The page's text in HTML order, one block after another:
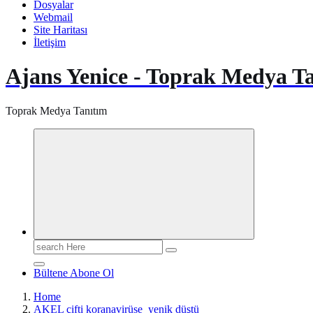
Dosyalar
Webmail
Site Haritası
İletişim
Ajans Yenice - Toprak Medya
Toprak Medya Tanıtım
Search
for:
Bültene Abone Ol
Home
AKEL çifti koranavirüse yenik düştü